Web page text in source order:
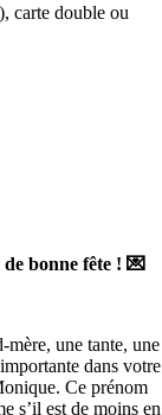
carte double ou
bonne fête ! 💌
mère, une tante, une
dans votre
Ce prénom
s’il est de moins en